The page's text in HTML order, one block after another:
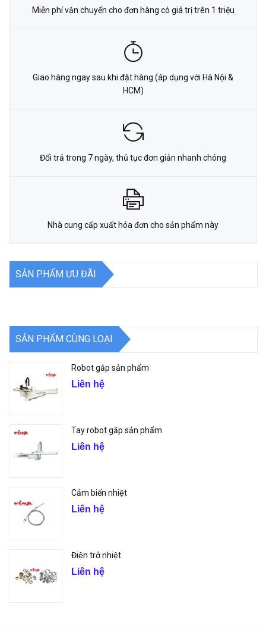
Miễn phí vận chuyển cho đơn hàng có giá trị trên 1 triệu
Giao hàng ngay sau khi đặt hàng (áp dụng với Hà Nội &
HCM)
Đổi trả trong 7 ngày, thủ tục đơn giản nhanh chóng
Nhà cung cấp xuất hóa đơn cho sản phẩm này
SẢN PHẨM ƯU ĐÃI
SẢN PHẨM CÙNG LOẠI
Robot gắp sản phẩm
Liên hệ
Tay robot gắp sản phẩm
Liên hệ
Cảm biến nhiệt
Liên hệ
Điện trở nhiệt
Liên hệ